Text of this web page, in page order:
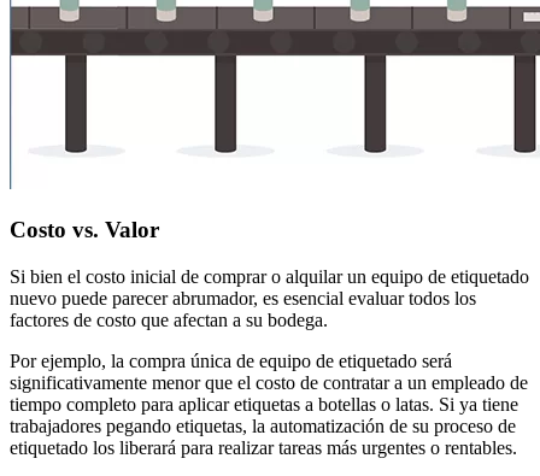
Costo vs. Valor
Si bien el costo inicial de comprar o alquilar un equipo de etiquetado
nuevo puede parecer abrumador, es esencial evaluar todos los
factores de costo que afectan a su bodega.
Por ejemplo, la compra única de equipo de etiquetado será
significativamente menor que el costo de contratar a un empleado de
tiempo completo para aplicar etiquetas a botellas o latas. Si ya tiene
trabajadores pegando etiquetas, la automatización de su proceso de
etiquetado los liberará para realizar tareas más urgentes o rentables.